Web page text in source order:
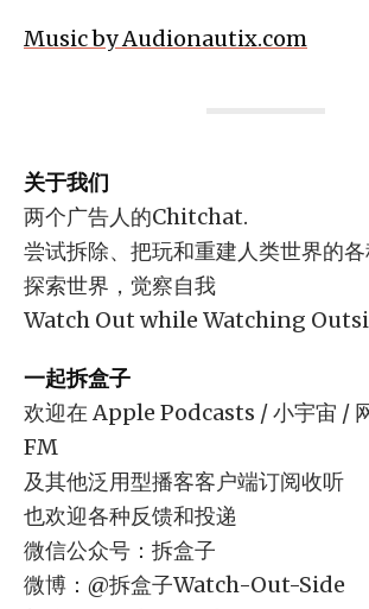
Music by Audionautix.com
关于我们
两个广告人的Chitchat.
尝试拆除、把玩和重建人类世界的各
探索世界，觉察自我
Watch Out while Watching
一起拆盒子
欢迎在 Apple Podcasts / 小宇宙 /
FM
及其他泛用型播客客户端订阅收听
也欢迎各种反馈和投递
微信公众号：拆盒子
微博：@拆盒子Watch-Out-Side